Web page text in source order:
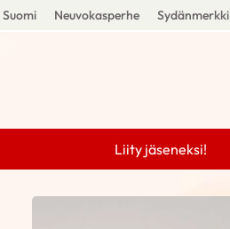
Neuvokasperhe Sydänmerkki
Liity jäseneksi!